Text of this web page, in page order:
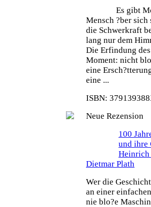
Es gibt
Mensch ?ber sich
die Schwerkraft
lang nur dem
Die Erfindung
Moment: nicht
eine
eine ...
ISBN:
Neue Rezension
100
und ihre
Heinrich
Dietmar Plath
Wer die
an einer
nie blo?e